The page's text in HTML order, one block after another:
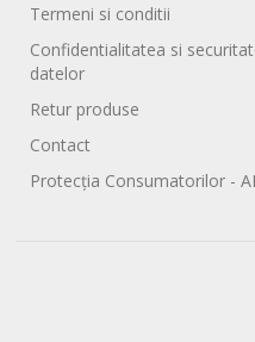
Termeni si conditii
Confidentialitatea si
datelor
Retur produse
Contact
Protecția Consumatorilor -